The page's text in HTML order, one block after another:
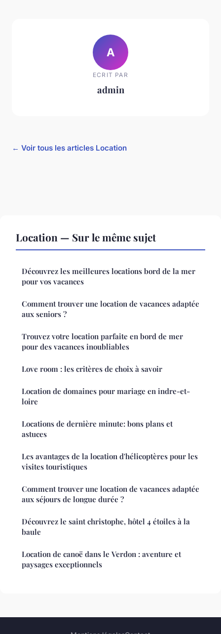
A
ECRIT PAR
admin
← Voir tous les articles Location
Location — Sur le même sujet
Découvrez les meilleures locations bord de la mer
pour vos vacances
Comment trouver une location de vacances adaptée
aux seniors ?
Trouvez votre location parfaite en bord de mer
pour des vacances inoubliables
Love room : les critères de choix à savoir
Location de domaines pour mariage en indre-et-
loire
Locations de dernière minute: bons plans et
astuces
Les avantages de la location d'hélicoptères pour les
visites touristiques
Comment trouver une location de vacances adaptée
aux séjours de longue durée ?
Découvrez le saint christophe, hôtel 4 étoiles à la
baule
Location de canoë dans le Verdon : aventure et
paysages exceptionnels